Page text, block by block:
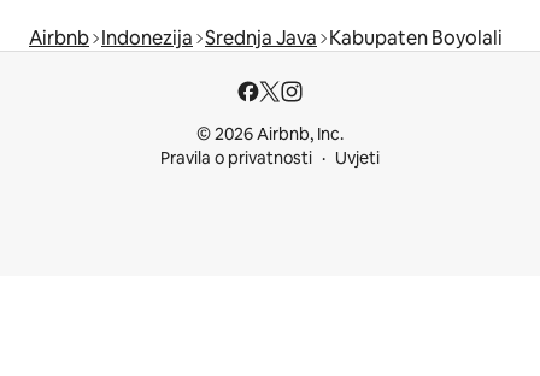
Airbnb Indonezija Srednja Java Kabupaten Boyolali
© 2026 Airbnb, Inc.
Pravila o privatnosti
Uvjeti